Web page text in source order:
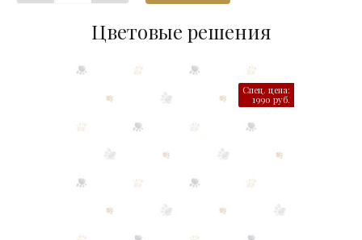
Цветовые решения
Спец. цена:
1990 руб.